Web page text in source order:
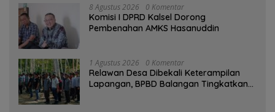
8 Agustus 2026 0 Komentar
Komisi I DPRD Kalsel Dorong
Pembenahan AMKS Hasanuddin
1 Agustus 2026 0 Komentar
Relawan Desa Dibekali Keterampilan
Lapangan, BPBD Balangan Tingkatkan